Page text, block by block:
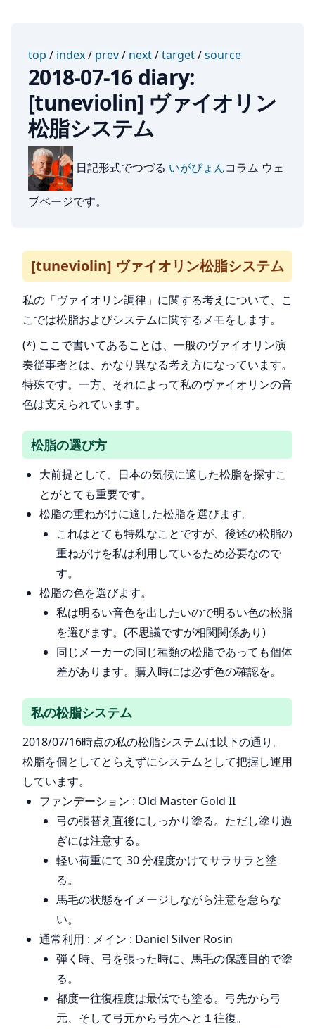
top / index/ prev/ next/target/source
2018-07-16 diary:
[tuneviolin] ヴァイオリン
松脂システム
日記形式でつづる いがぴょんコラム ウェ
ブページです。
[tuneviolin] ヴァイオリン松脂システム
私の「ヴァイオリン調律」に関する考えについて、こ
こでは松脂およびシステムに関するメモをします。
(*) ここで書いてあることは、一般のヴァイオリン演
奏従事者とは、かなり異なる考え方になっています。
特殊です。一方、それによって私のヴァイオリンの音
色は支えられています。
松脂の選び方
大前提として、日本の気候に適した松脂を探すこ
とがとても重要です。
松脂の重ねがけに適した松脂を選びます。
これはとても特殊なことですが、後述の松脂の
重ねがけを私は利用しているため必要なので
す。
松脂の色を選びます。
私は明るい音色を出したいので明るい色の松脂
を選びます。(不思議ですが相関関係あり)
同じメーカーの同じ種類の松脂であっても個体
差があります。購入時には必ず色の確認を。
私の松脂システム
2018/07/16時点の私の松脂システムは以下の通り。
松脂を個としてとらえずにシステムとして把握し運用
しています。
ファンデーション : Old Master Gold II
弓の張替え直後にしっかり塗る。ただし塗り過
ぎには注意する。
軽い荷重にて 30 分程度かけてサラサラと塗
る。
馬毛の状態をイメージしながら注意を怠らな
い。
通常利用 : メイン : Daniel Silver Rosin
弾く時、弓を張った時に、馬毛の保護目的で塗
る。
都度一往復程度は最低でも塗る。弓先から弓
元、そして弓元から弓先へと１往復。